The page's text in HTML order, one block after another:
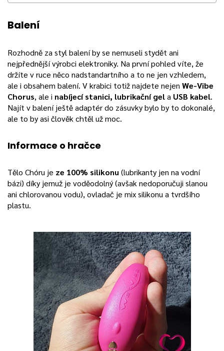
Balení
Rozhodně za styl balení by se nemuseli stydět ani
nejpřednější výrobci elektroniky. Na první pohled víte, že
držíte v ruce něco nadstandartního a to ne jen vzhledem,
ale i obsahem balení. V krabici totiž najdete nejen We-Vibe
Chorus, ale i nabíjecí stanici, lubrikační gela USB kabel.
Najít v balení ještě adaptér do zásuvky bylo by to dokonalé,
ale to by asi člověk chtěl už moc.
Informace o hračce
Tělo Chóru je ze 100% silikonu (lubrikanty jen na vodní
bázi) díky jemuž je voděodolný (avšak nedoporučuji slanou
ani chlorovanou vodu), ovladač je mix silikonu a tvrdšího
plastu.